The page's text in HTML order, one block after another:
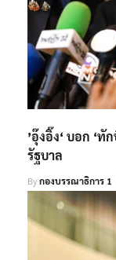
’อุ๊งอิ๊ง‘ บอก ‘
รัฐบาล
Byกองบรรณาธิการ 1